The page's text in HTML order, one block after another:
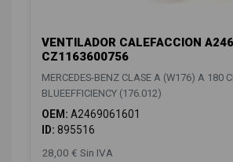
VENTILADOR CALEFACCION
CZ1163600756
MERCEDES-BENZ CLASE A (W176) A 180
BLUEEFFICIENCY (176.012)
OEM: A2469061601
ID: 895516
28,00 € Sin IVA